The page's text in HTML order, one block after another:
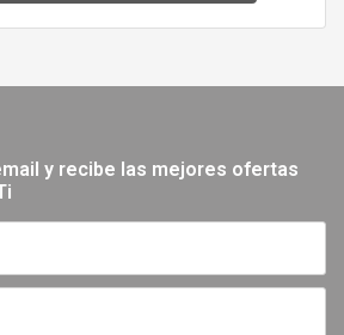
y recibe las mejores ofertas